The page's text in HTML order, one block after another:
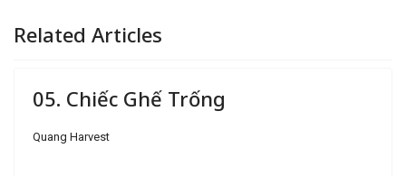
Related Articles
05. Chiếc Ghế Trống
Quang Harvest